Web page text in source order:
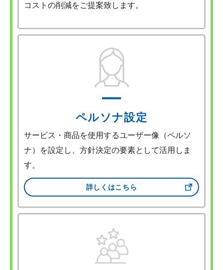
コストの削減をご提案致します。
ペルソナ設定
サービス・商品を使用するユーザー像（ペルソ
ナ）を設定し、方針決定の要素として活用しま
す。
詳しくはこちら